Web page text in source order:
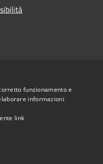
di Caravaggio • Powered by
funzionamento e
informazioni
link